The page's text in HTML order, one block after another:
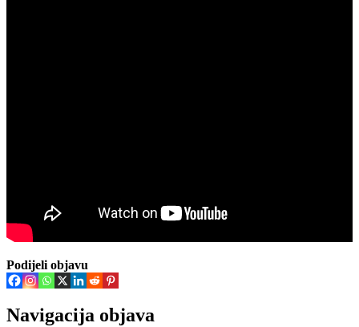
Podijeli objavu
Navigacija objava